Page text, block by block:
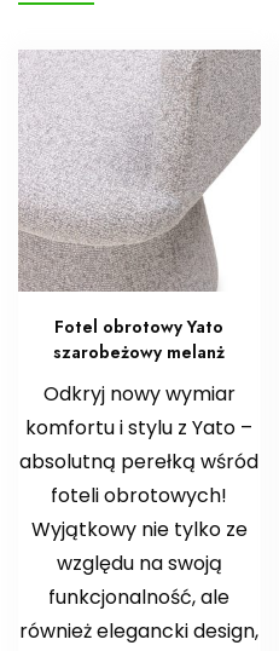
Fotel obrotowy Yato
szarobeżowy melanż
Odkryj nowy wymiar
komfortu i stylu z Yato –
absolutną perełką wśród
foteli obrotowych!
Wyjątkowy nie tylko ze
względu na swoją
funkcjonalność, ale
również elegancki design,